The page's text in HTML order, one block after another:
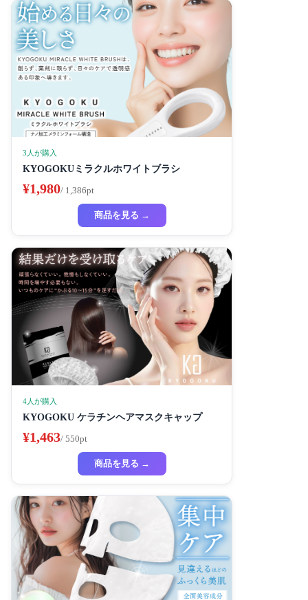
3人が購入
KYOGOKUミラクルホワイトブラシ
¥1,980/ 1,386pt
商品を見る →
4人が購入
KYOGOKU ケラチンヘアマスクキャップ
¥1,463/ 550pt
商品を見る →